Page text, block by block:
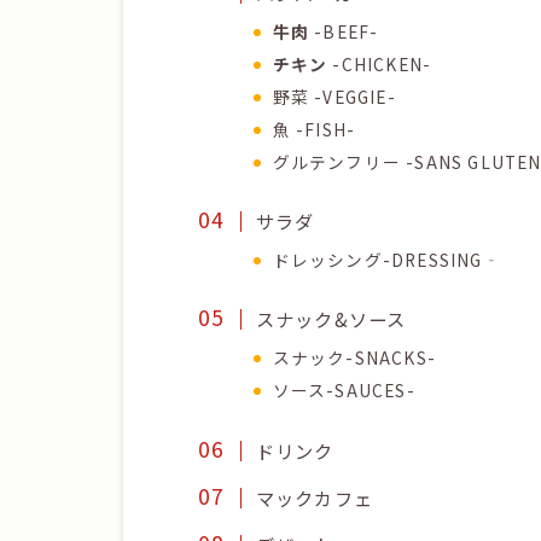
牛肉 -BEEF-
チキン -CHICKEN-
野菜 -VEGGIE-
魚 -FISH-
グルテンフリー -SANS
サラダ
ドレッシング-DRESSING‐
スナック&ソース
スナック-SNACKS-
ソース-SAUCES-
ドリンク
マックカフェ